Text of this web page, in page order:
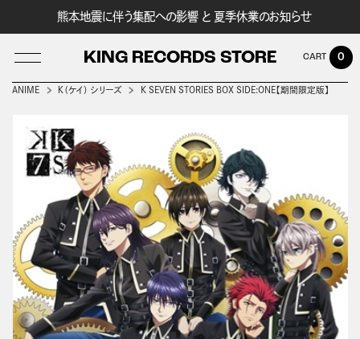
熊本地震に伴う集配への影響 と 夏季休業のお知らせ
KING RECORDS STORE
LOG IN
0
ANIME Ｋ（ケイ） シリーズ K SEVEN STORIES BOX SIDE:ONE【期間限定版】